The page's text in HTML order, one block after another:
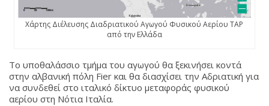
Χάρτης Διέλευσης Διαδριατικού Αγωγού Φυσικού Αερίου TAP
από την Ελλάδα
Το υποθαλάσσιο τμήμα του αγωγού θα ξεκινήσει κοντά
στην αλβανική πόλη Fier και θα διασχίσει την Αδριατική για
να συνδεθεί στο ιταλικό δίκτυο μεταφοράς φυσικού
αερίου στη Νότια Ιταλία.